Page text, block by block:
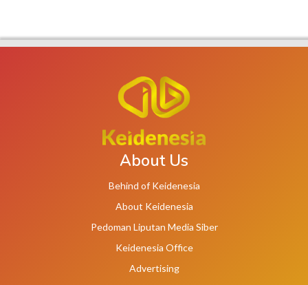
About Us
Behind of Keidenesia
About Keidenesia
Pedoman Liputan Media Siber
Keidenesia Office
Advertising